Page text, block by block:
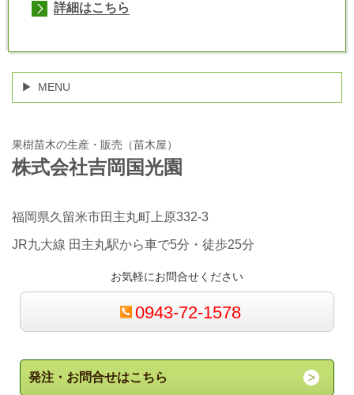
詳細はこちら
MENU
果樹苗木の生産・販売（苗木屋）
株式会社吉岡国光園
福岡県久留米市田主丸町上原332-3
JR九大線 田主丸駅から車で5分・徒歩25分
お気軽にお問合せください
0943-72-1578
発注・お問合せはこちら